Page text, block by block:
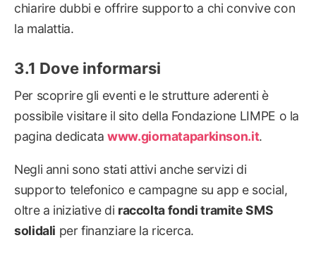
chiarire dubbi e offrire supporto a chi convive con
la malattia.
Dove informarsi
Per scoprire gli eventi e le strutture aderenti è
possibile visitare il sito della Fondazione LIMPE o la
pagina dedicatawww.giornataparkinson.it.
Negli anni sono stati attivi anche servizi di
supporto telefonico e campagne su app e social,
oltre a iniziative di raccolta fondi tramite SMS
solidali per finanziare la ricerca.